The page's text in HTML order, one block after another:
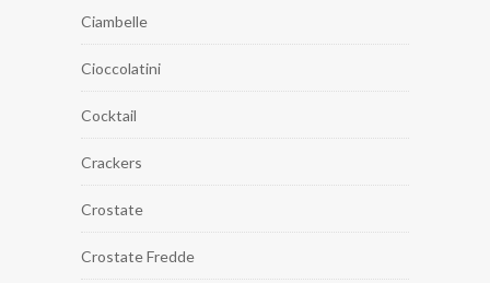
Ciambelle
Cioccolatini
Cocktail
Crackers
Crostate
Crostate Fredde